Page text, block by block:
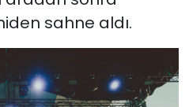
sahne aldı.